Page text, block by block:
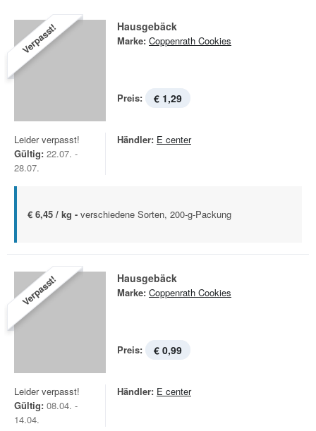
Verpasst! Hausgebäck
Marke: Coppenrath Cookies
Preis: € 1,29
Leider verpasst!
Gültig: 22.07. -
28.07.
Händler: E center
€ 6,45 / kg - verschiedene Sorten, 200-g-Packung
Verpasst! Hausgebäck
Marke: Coppenrath Cookies
Preis: € 0,99
Leider verpasst!
Gültig: 08.04. -
14.04.
Händler: E center